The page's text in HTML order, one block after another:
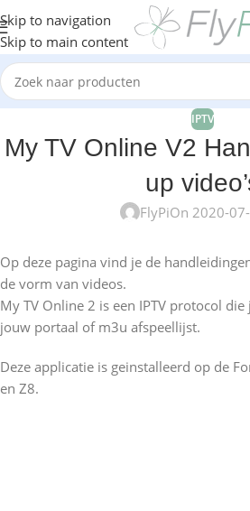
Skip to navigation
Skip to main content
IPTV
My TV Online V2
up
FlyPiOn 2020-
Op deze pagina vind je de
de vorm van videos.
My TV Online 2 is een IPTV protocol
jouw portaal of m3u afspeellijst.
Deze applicatie is geinstalleerd op de
en Z8.